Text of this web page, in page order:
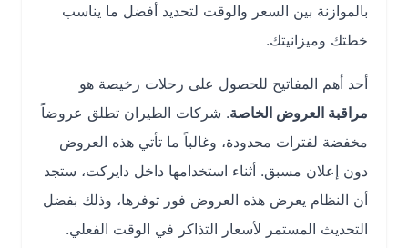
بالموازنة بين السعر والوقت لتحديد أفضل ما يناسب
خطتك وميزانيتك.
أحد أهم المفاتيح للحصول على رحلات رخيصة هو
مراقبة العروض الخاصة. شركات الطيران تطلق عروضاً
مخفضة لفترات محدودة، وغالباً ما تأتي هذه العروض
دون إعلان مسبق. أثناء استخدامها داخل دايركت، ستجد
أن النظام يعرض هذه العروض فور توفرها، وذلك بفضل
التحديث المستمر لأسعار التذاكر في الوقت الفعلي.